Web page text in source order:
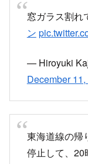
窓ガラス割れ
ン
— Hiroyuki
December
東海道線の帰
停止して、20